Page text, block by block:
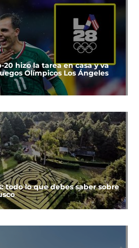
20 hizo la tarea en casa y va
Olímpicos Los Ángeles
todo lo que debes saber sobre